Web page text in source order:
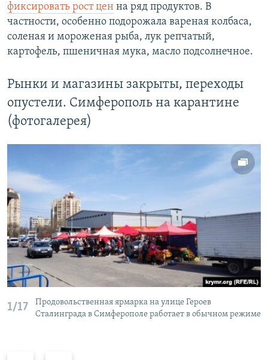
фиксировать рост цен на ряд продуктов. В
частности, особенно подорожала вареная колбаса,
соленая и мороженая рыба, лук репчатый,
картофель, пшеничная мука, масло подсолнечное.
Рынки и магазины закрыты, переходы
опустели. Симферополь на карантине
(фотогалерея)
1/17
Продовольственная ярмарка на улице Героев
Сталинграда в Симферополе работает в обычном режиме